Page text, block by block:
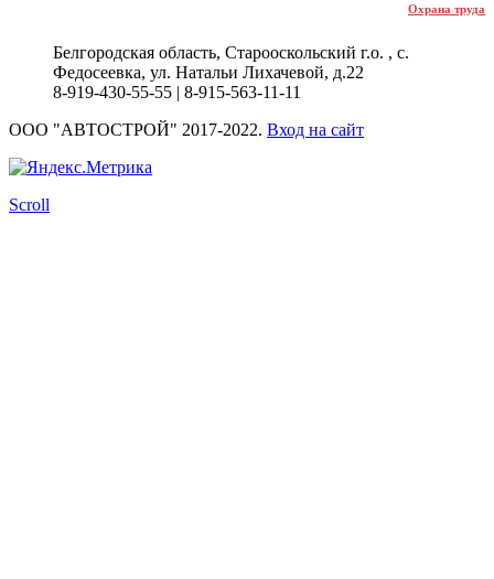
Охрана труда
Белгородская область, Старооскольский г.о. , с.
Федосеевка, ул. Натальи Лихачевой, д.22
8-919-430-55-55 | 8-915-563-11-11
ООО "АВТОСТРОЙ" 2017-2022. Вход на сайт
Scroll